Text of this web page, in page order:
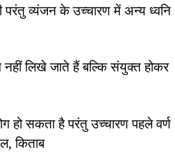
परंतु व्यंजन के उच्चारण में अन्य ध्वनि
लिखे जाते हैं बल्कि संयुक्त होकर
हो सकता है परंतु उच्चारण पहले वर्ण
,किताब